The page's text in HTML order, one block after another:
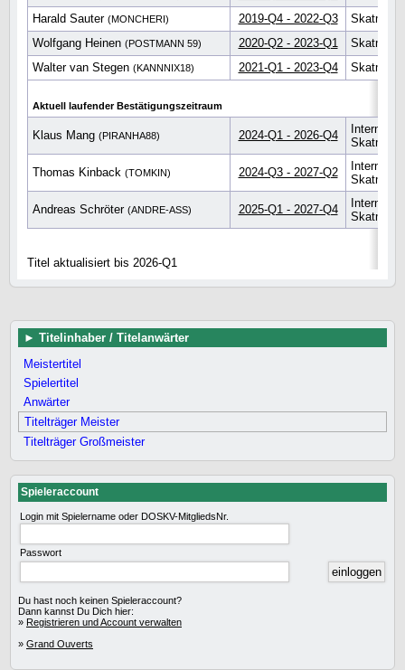
Harald Sauter (MONCHERI) 2019-Q4 - 2022-Q3
Wolfgang Heinen (POSTMANN 59) 2020-Q2 - 2023-Q1
Walter van Stegen (KANNNIX18) 2021-Q1 - 2023-Q4
Aktuell laufender Bestätigungszeitraum
Klaus Mang (PIRANHA88) 2024-Q1 - 2026-Q4
Thomas Kinback (TOMKIN) 2024-Q3 - 2027-Q2
Andreas Schröter (ANDRE-ASS) 2025-Q1 - 2027-Q4
Titel aktualisiert bis 2026-Q1
Titelinhaber / Titelanwärter
Meistertitel
Spielertitel
Anwärter
Titelträger Meister
Titelträger Großmeister
Spieleraccount
Login mit Spielername oder DOSKV-MitgliedsNr.
Passwort
Du hast noch keinen Spieleraccount?
Dann kannst Du Dich hier:
» Registrieren und Account verwalten
» Grand Ouverts